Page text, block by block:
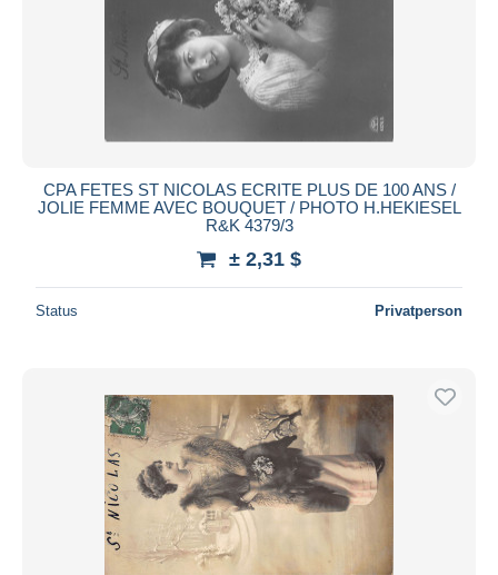
CPA FETES ST NICOLAS ECRITE PLUS DE 100 ANS /
JOLIE FEMME AVEC BOUQUET / PHOTO H.HEKIESEL
R&K 4379/3
± 2,31 $
Status Privatperson